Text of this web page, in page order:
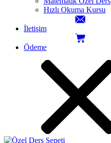
Hızlı Okuma Kursu
İletişim
Ödeme